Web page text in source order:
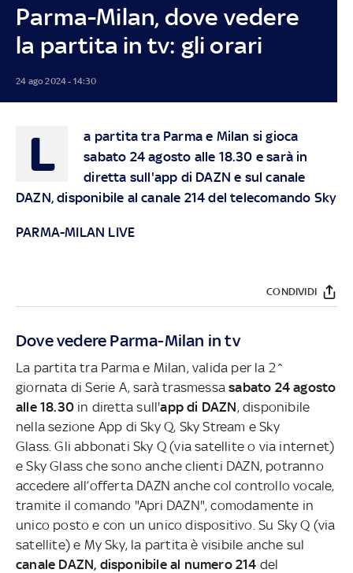
Parma-Milan, dove vedere
la partita in tv: gli orari
24 ago 2024 - 14:30
L
a partita tra Parma e Milan si gioca
sabato 24 agosto alle 18.30 e sarà in
diretta sull'app di DAZN e sul canale
DAZN, disponibile al canale 214 del telecomando Sky
PARMA-MILAN LIVE
CONDIVIDI
Dove vedere Parma-Milan in tv
La partita tra Parma e Milan, valida per la 2^
giornata di Serie A, sarà trasmessasabato 24 agosto
alle 18.30 in diretta sull'app di DAZN, disponibile
nella sezione App di Sky Q, Sky Stream e Sky
Glass. Gli abbonati Sky Q (via satellite o via internet)
e Sky Glass che sono anche clienti DAZN, potranno
accedere all’offerta DAZN anche col controllo vocale,
tramite il comando "Apri DAZN", comodamente in
unico posto e con un unico dispositivo. Su Sky Q (via
satellite) e My Sky, la partita è visibile anche sul
canale DAZN, disponibile al numero 214 del